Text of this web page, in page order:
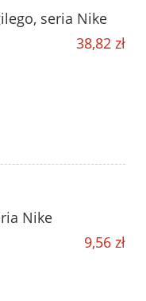
seria Nike
38,82 zł
Nike
9,56 zł